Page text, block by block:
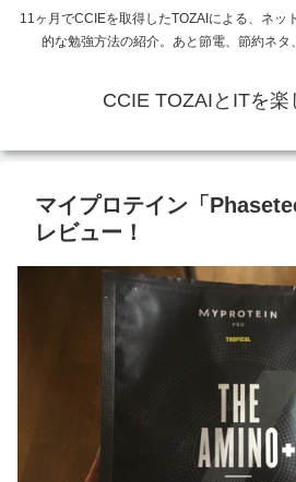
11ヶ月でCCIEを取得したTOZAIによる、ネッ
的な勉強方法の紹介。あと節電、節約ネタ
CCIE TOZAIとITを楽
マイプロテイン「
レビュー！